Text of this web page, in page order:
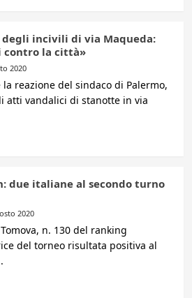
degli incivili di via Maqueda:
contro la città»
2020
reazione del sindaco di Palermo,
atti vandalici di stanotte in via
due italiane al secondo turno
2020
n. 130 del ranking
del torneo risultata positiva al